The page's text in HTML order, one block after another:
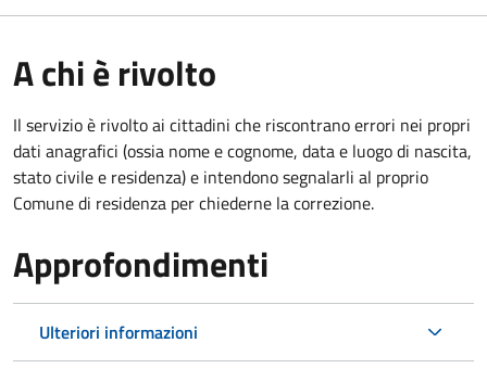
A chi è rivolto
Il servizio è rivolto ai cittadini che riscontrano errori nei propri
dati anagrafici (ossia nome e cognome, data e luogo di nascita,
stato civile e residenza) e intendono segnalarli al proprio
Comune di residenza per chiederne la correzione.
Approfondimenti
Ulteriori informazioni